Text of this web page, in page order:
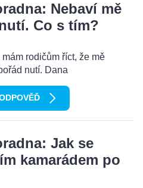
Nebaví mě
Co s tím?
rodičům říct, že mě
nutí. Dana
Jak se
kamarádem po